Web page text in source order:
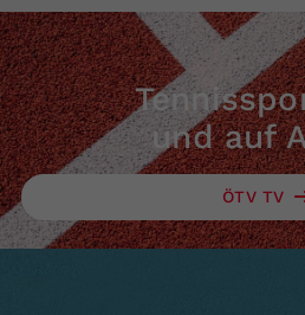
und auf
ÖTV TV